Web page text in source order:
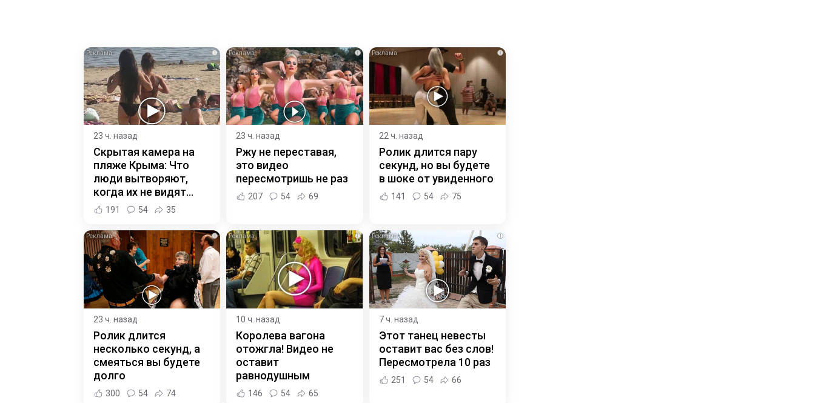
i
23 ч. назад
Скрытая камера на
пляже Крыма: Что
люди вытворяют,
когда их не видят...
191 54 35
i
23 ч. назад
Ржу не переставая,
это видео
пересмотришь не раз
207 54 69
i
22 ч. назад
Ролик длится пару
секунд, но вы будете
в шоке от увиденного
141 54 75
i
23 ч. назад
Ролик длится
несколько секунд, а
смеяться вы будете
долго
300 54 74
i
10 ч. назад
Королева вагона
отожгла! Видео не
оставит
равнодушным
146 54 65
i
7 ч. назад
Этот танец невесты
оставит вас без слов!
Пересмотрела 10 раз
251 54 66